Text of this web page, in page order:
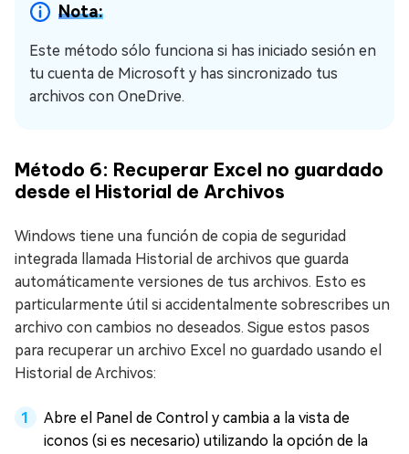
Nota:
Este método sólo funciona si has iniciado sesión en
tu cuenta de Microsoft y has sincronizado tus
archivos con OneDrive.
Método 6: Recuperar Excel no guardado
desde el Historial de Archivos
Windows tiene una función de copia de seguridad
integrada llamada Historial de archivos que guarda
automáticamente versiones de tus archivos. Esto es
particularmente útil si accidentalmente sobrescribes un
archivo con cambios no deseados. Sigue estos pasos
para recuperar un archivo Excel no guardado usando el
Historial de Archivos:
Abre el Panel de Control y cambia a la vista de
iconos (si es necesario) utilizando la opción de la